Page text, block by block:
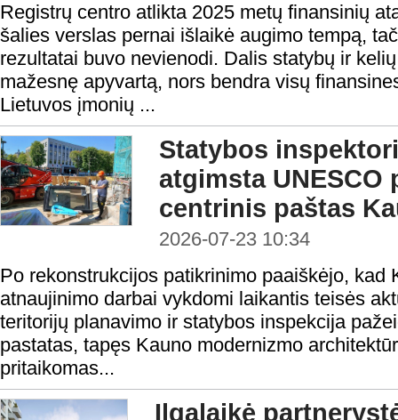
Registrų centro atlikta 2025 metų finansinių
šalies verslas pernai išlaikė augimo tempą,
rezultatai buvo nevienodi. Dalis statybų ir
mažesnę apyvartą, nors bendra visų
Lietuvos įmonių ...
Statybos
atgimsta UNESCO
centrinis paštas
2026-07-23 10:34
Po rekonstrukcijos patikrinimo paaiškėjo, kad
atnaujinimo darbai vykdomi laikantis teisės
teritorijų planavimo ir statybos inspekcija
pastatas, tapęs Kauno modernizmo
pritaikomas...
Ilgalaikė